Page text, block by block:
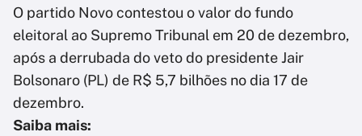
O partido Novo contestou o valor do fundo
eleitoral ao Supremo Tribunal em 20 de dezembro,
após a derrubada do veto do presidente Jair
Bolsonaro (PL) de R$ 5,7 bilhões no dia 17 de
dezembro.
Saiba mais: